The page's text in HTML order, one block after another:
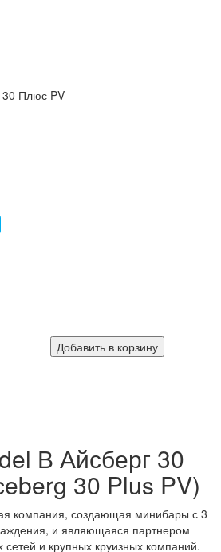
Плюс PV
Добавить в корзину
В Айсберг 30
30 Plus PV)
компания, создающая минибары с 3
и являющаяся партнером
сетей и крупных круизных компаний.